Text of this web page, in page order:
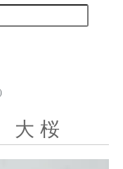
大 桜